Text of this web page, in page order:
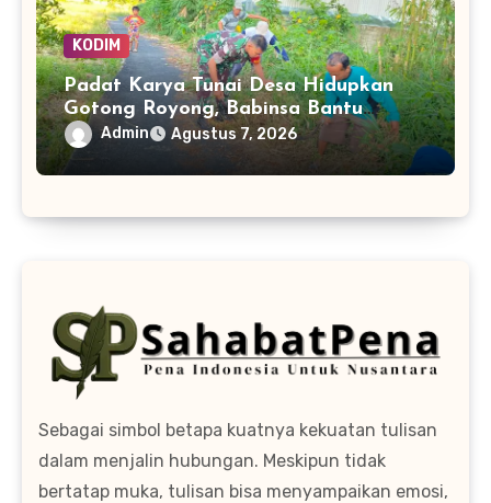
KODIM
Padat Karya Tunai Desa Hidupkan
Gotong Royong, Babinsa Bantu
Bersihkan Akses Warga
Admin Agustus 7, 2026
Sebagai simbol betapa kuatnya kekuatan tulisan
dalam menjalin hubungan. Meskipun tidak
bertatap muka, tulisan bisa menyampaikan emosi,